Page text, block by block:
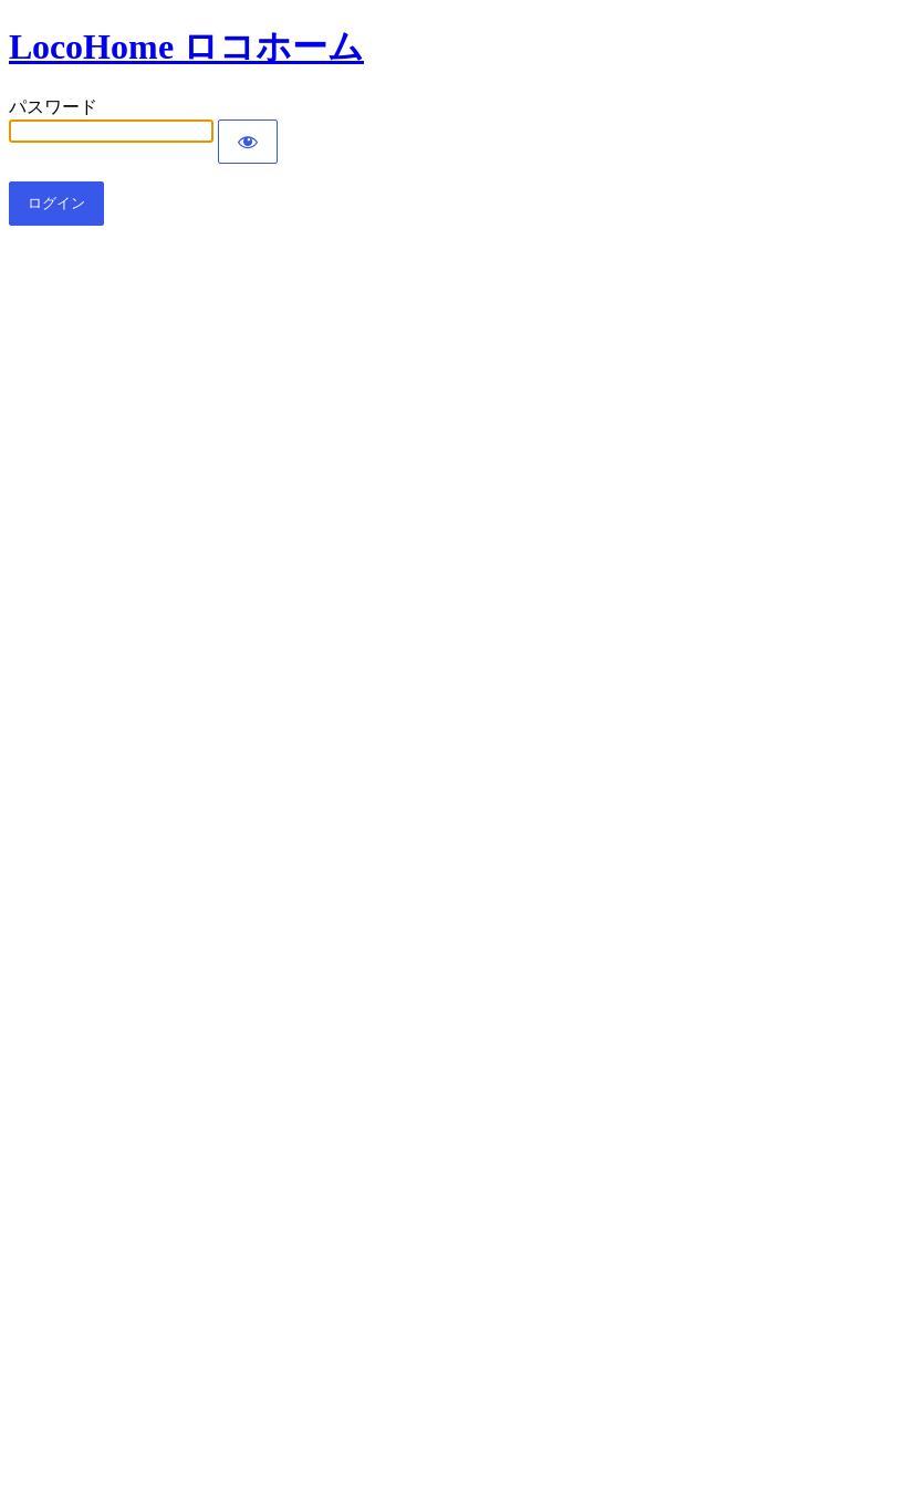
LocoHome ロコホーム
パスワード